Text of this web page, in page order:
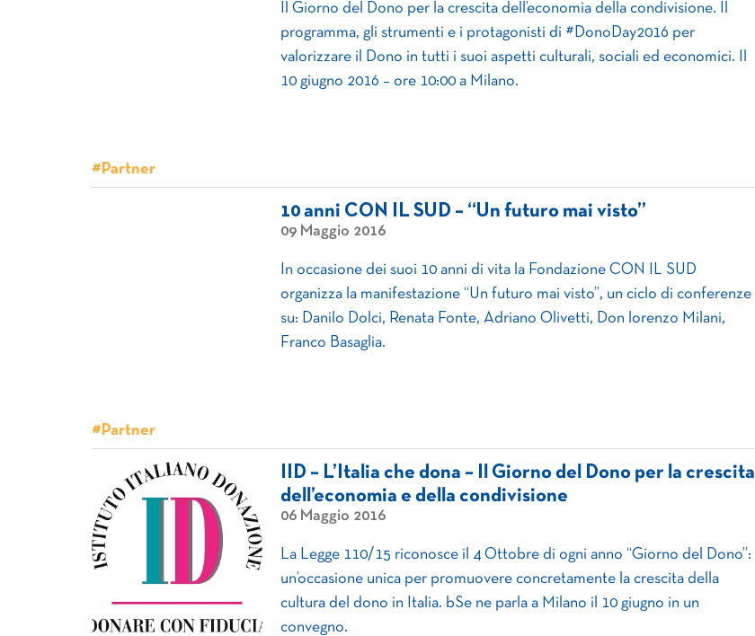
Il Giorno del Dono per la crescita dell’economia della condivisione. Il
programma, gli strumenti e i protagonisti di #DonoDay2016 per
valorizzare il Dono in tutti i suoi aspetti culturali, sociali ed economici. Il
10 giugno 2016 – ore 10:00 a Milano.
#Partner
10 anni CON IL SUD – “Un futuro mai visto”
09 Maggio 2016
In occasione dei suoi 10 anni di vita la Fondazione CON IL SUD
organizza la manifestazione “Un futuro mai visto”, un ciclo di conferenze
su: Danilo Dolci, Renata Fonte, Adriano Olivetti, Don lorenzo Milani,
Franco Basaglia.
#Partner
IID – L’Italia che dona – Il Giorno del Dono per la crescita
dell’economia e della condivisione
06 Maggio 2016
La Legge 110/15 riconosce il 4 Ottobre di ogni anno “Giorno del Dono”:
un’occasione unica per promuovere concretamente la crescita della
cultura del dono in Italia. bSe ne parla a Milano il 10 giugno in un
convegno.